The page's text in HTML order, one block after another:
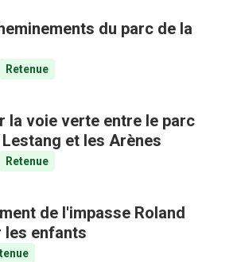
du parc de la
Retenue
la voie verte entre le parc
et les Arènes
Retenue
de l'impasse Roland
les enfants